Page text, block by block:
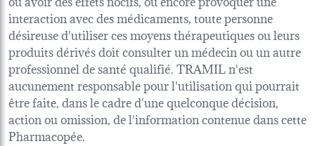
interaction avec des médicaments, toute personne
désireuse d'utiliser ces moyens thérapeutiques ou leurs
produits dérivés doit consulter un médecin ou un autre
professionnel de santé qualifié. TRAMIL n'est
aucunement responsable pour l'utilisation qui pourrait
être faite, dans le cadre d'une quelconque décision,
action ou omission, de l'information contenue dans cette
Pharmacopée.